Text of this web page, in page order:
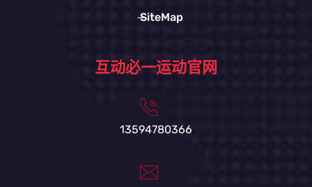
SiteMap
互动必一运动官网
13594780366